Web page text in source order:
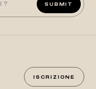
SUBMIT
ISCRIZIONE